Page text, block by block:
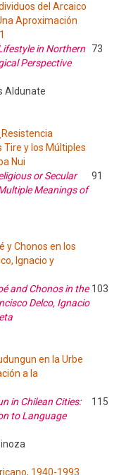
del Arcaico
Aproximación
in Northern
Perspective
73
Aldunate
Tire y los Múltiples
Nui
or Secular
Meanings of
91
y Chonos en los
Ignacio y
and Chonos in the
Delco, Ignacio
103
en la Urbe
a la
in Chilean Cities:
to Language
115
1940-1993.